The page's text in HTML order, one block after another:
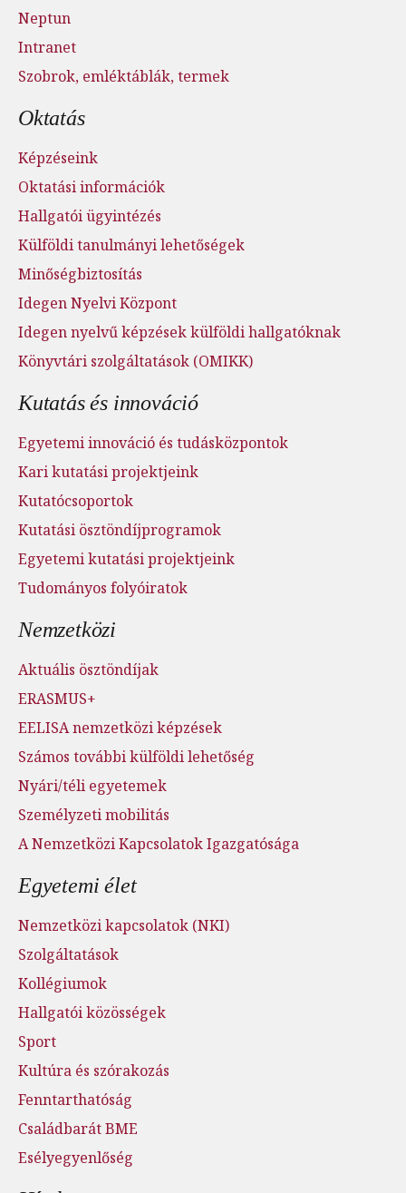
Neptun
Intranet
Szobrok, emléktáblák, termek
Oktatás
Képzéseink
Oktatási információk
Hallgatói ügyintézés
Külföldi tanulmányi lehetőségek
Minőségbiztosítás
Idegen Nyelvi Központ
Idegen nyelvű képzések külföldi hallgatóknak
Könyvtári szolgáltatások (OMIKK)
Kutatás és innováció
Egyetemi innováció és tudásközpontok
Kari kutatási projektjeink
Kutatócsoportok
Kutatási ösztöndíjprogramok
Egyetemi kutatási projektjeink
Tudományos folyóiratok
Nemzetközi
Aktuális ösztöndíjak
ERASMUS+
EELISA nemzetközi képzések
Számos további külföldi lehetőség
Nyári/téli egyetemek
Személyzeti mobilitás
A Nemzetközi Kapcsolatok Igazgatósága
Egyetemi élet
Nemzetközi kapcsolatok (NKI)
Szolgáltatások
Kollégiumok
Hallgatói közösségek
Sport
Kultúra és szórakozás
Fenntarthatóság
Családbarát BME
Esélyegyenlőség